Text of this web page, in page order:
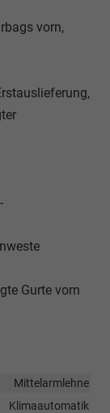
vorn,
Gurte vorn
Mittelarmlehne
Klimaautomatik